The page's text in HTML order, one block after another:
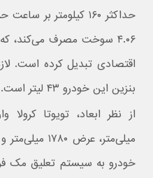
حداکثر ۱۶۰ کیلومتر
۴.۰۶ سوخت مصرف می‌کند،
اقتصادی تبدیل کرده است.
بنزین این خودرو ۴۳ لیتر است.
خودرو به سیستم تعلیق مک